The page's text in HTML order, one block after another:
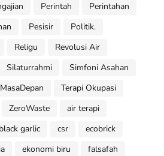
Perintah
Perintahan
Pesisir
Politik.
Religu
Revolusi Air
Silaturrahmi
Simfoni Asahan
Terapi Okupasi
ZeroWaste
air terapi
black garlic csr
ecobrick
ekonomi biru
falsafah